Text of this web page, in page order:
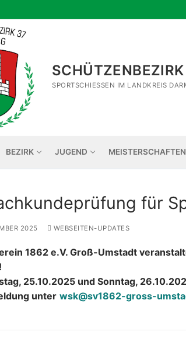
SPORTSCHIESSEN IM LANDKREIS
BEZIRK JUGEND MEISTERSCHAFTEN
für
2025 WEBSEITEN-UPDATES
1862 e.V. Groß-Umstadt
25.10.2025 und Sonntag,
unter wsk@sv1862-gross-